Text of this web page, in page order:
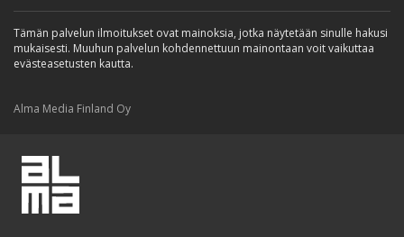
Tämän palvelun ilmoitukset ovat mainoksia, jotka näytetään sinulle hakusi
mukaisesti. Muuhun palvelun kohdennettuun mainontaan voit vaikuttaa
evästeasetusten kautta.
Alma Media Finland Oy